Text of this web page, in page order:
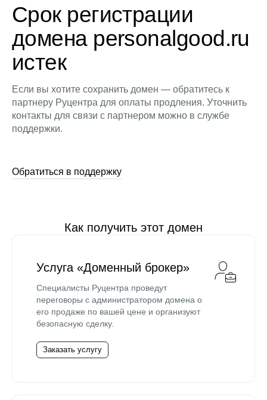
Срок регистрации
домена personalgood.ru
истек
Если вы хотите сохранить домен — обратитесь к
партнеру Руцентра для оплаты продления. Уточнить
контакты для связи с партнером можно в службе
поддержки.
Обратиться в поддержку
Как получить этот домен
Услуга «Доменный брокер»
Специалисты Руцентра проведут
переговоры с администратором домена о
его продаже по вашей цене и организуют
безопасную сделку.
Заказать услугу